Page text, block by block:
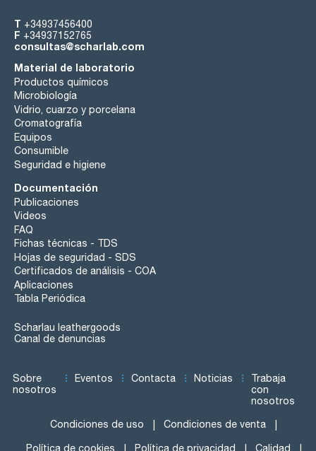
T +34937456400
F +34937152765
consultas@scharlab.com
Material de laboratorio
Productos químicos
Microbiología
Vidrio, cuarzo y porcelana
Cromatografía
Equipos
Consumible
Seguridad e higiene
Documentación
Publicaciones
Videos
FAQ
Fichas técnicas - TDS
Hojas de seguridad - SDS
Certificados de análisis - COA
Aplicaciones
Tabla Periódica
Scharlau leathergoods
Canal de denuncias
Sobre
nosotros
Eventos Contacta Noticias
Trabaja
con
nosotros
Condiciones de uso Condiciones de venta
Política de cookies Política de privacidad Calidad